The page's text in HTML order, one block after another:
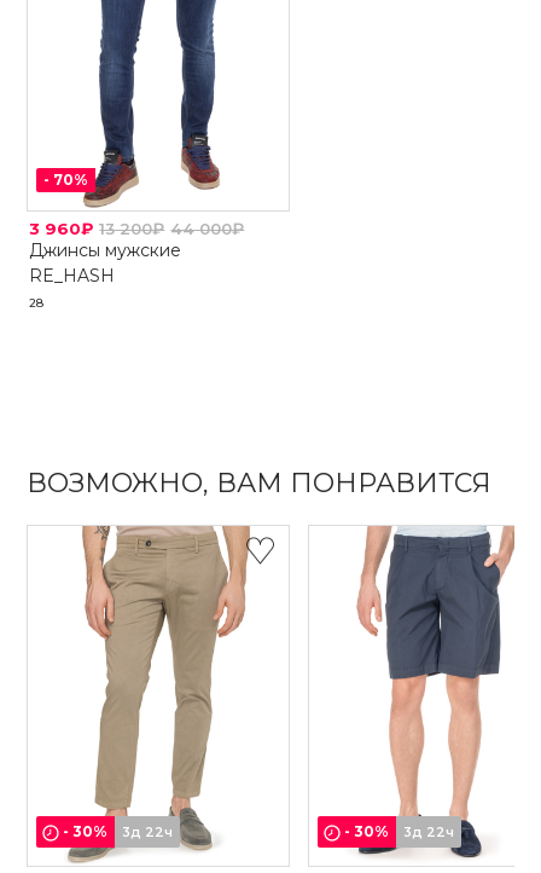
- 70%
3 960₽ 13 200₽ 44 000₽
Джинсы мужские
RE_HASH
28
ВОЗМОЖНО, ВАМ ПОНРАВИТСЯ
-30% 3д 22ч -30% 3д 22ч